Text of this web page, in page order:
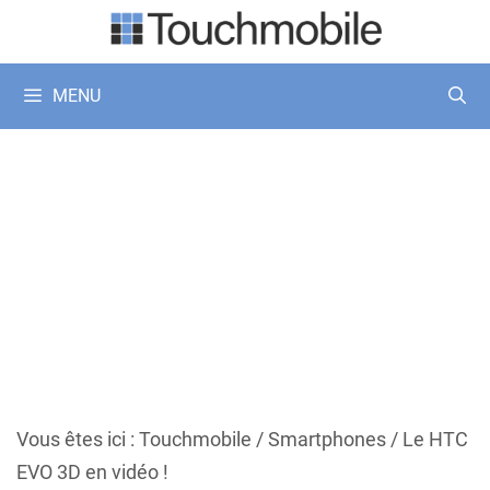
MENU
Vous êtes ici : Touchmobile /Smartphones/ Le HTC
EVO 3D en vidéo !